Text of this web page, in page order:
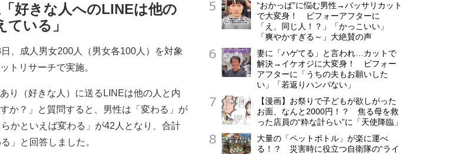
好きな人へのLINEは他の
ている」
、成人男女200人（男女各100人）を対象
トリサーチで実施。
り（好きな人）に送るLINEは他の人と内
か？」と質問すると、男性は「変わる」が
かといえば変わる」が42人となり、合計
」と回答しました。
“おかっぱ”に悩む男性→バッサリカット
で大変身！ ビフォーアフターに
「え、同じ人！？」「かっこいい」
「爽やかすぎる～」大絶賛の声
妻に「ハゲてる」と言われ…カットで
解決→イケオジに大変身！ ビフォー
アフターに「うちの夫もお願いした
い」「若返りハンパない」
【漫画】お祭りで子どもが欲しがった
お面、なんと2000円！？ 焦る母を救
った店員の“粋な計らい”に「天使降臨」
大量の「ペットボトル」が楽に運べ
る！？ 災害時に役立つ自衛隊の“ライ